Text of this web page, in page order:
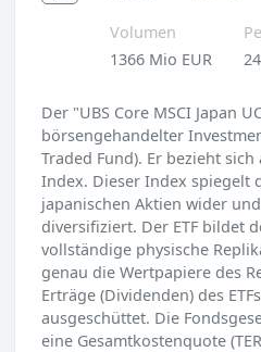
Volumen
1366 Mio EUR
Der "UBS Core MSCI Japan
börsengehandelter
Traded Fund). Er bezieht sich
Index. Dieser Index spiegelt
japanischen Aktien wider
diversifiziert. Der ETF bildet
vollständige physische
genau die Wertpapiere des
Erträge (Dividenden) des
ausgeschüttet. Die
eine Gesamtkostenquote